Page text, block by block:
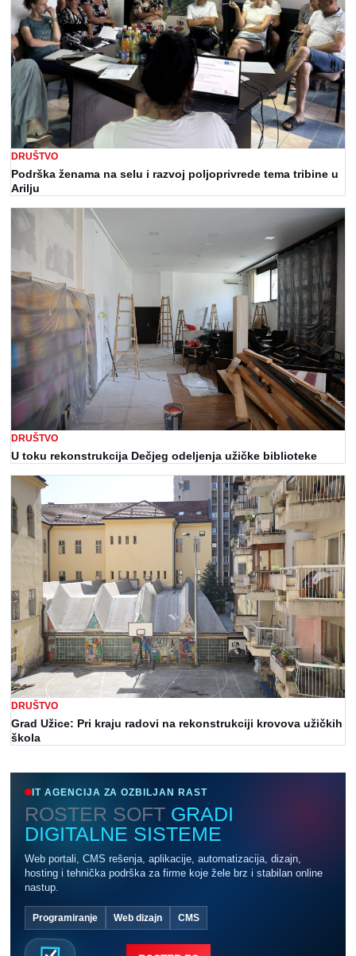
DRUŠTVO
Podrška ženama na selu i razvoj poljoprivrede tema tribine u
Arilju
DRUŠTVO
U toku rekonstrukcija Dečjeg odeljenja užičke biblioteke
DRUŠTVO
Grad Užice: Pri kraju radovi na rekonstrukciji krovova užičkih
škola
IT AGENCIJA ZA OZBILJAN RAST
ROSTER SOFT GRADI
DIGITALNE SISTEME
Web portali, CMS rešenja, aplikacije, automatizacija, dizajn,
hosting i tehnička podrška za firme koje žele brz i stabilan online
nastup.
Programiranje Web dizajn CMS